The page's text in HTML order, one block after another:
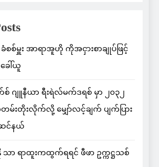
စစ်မှူး အာရာအူဟို ကိုအငှားစာချုပ်ဖြင့်
ေါ်ယူ
ဂျူနီယာ ရီးရဲလ်မက်ဒရစ် မှာ ၂၀၃၂
းတိုးလိုက်လို့ မျှော်လင့်ချက် ပျက်ပြား
င်နယ်
ာ ရာထူးကထွက်ရရင် ဖီဖာ ဥက္ကဋ္ဌသစ်